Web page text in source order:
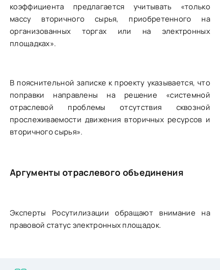
коэффициента предлагается учитывать «только
массу вторичного сырья, приобретенного на
организованных торгах или на электронных
площадках».
В пояснительной записке к проекту указывается, что
поправки направлены на решение «системной
отраслевой проблемы отсутствия сквозной
прослеживаемости движения вторичных ресурсов и
вторичного сырья».
Аргументы отраслевого объединения
Эксперты Росутилизации обращают внимание на
правовой статус электронных площадок.